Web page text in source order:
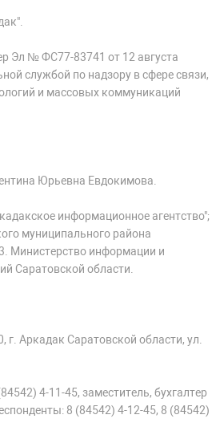
Эл № ФС77-83741 от 12 августа
службой по надзору в сфере связи,
и массовых коммуникаций
Юрьевна Евдокимова.
информационное агентство";
муниципального района
Министерство информации и
Саратовской области.
г. Аркадак Саратовской области, ул.
4-11-45, заместитель, бухгалтер
8 (84542) 4-12-45, 8 (84542)